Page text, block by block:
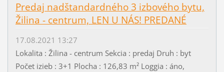
Predaj nadštandardného 3 izbového bytu,
Žilina - centrum, LEN U NÁS! PREDANÉ
17.08.2021 13:27
Lokalita : Žilina - centrum Sekcia : predaj Druh : byt
Počet izieb : 3+1 Plocha : 126,83 m² Loggia : áno,